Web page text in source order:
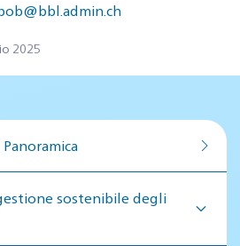
2025
sostenibile degli